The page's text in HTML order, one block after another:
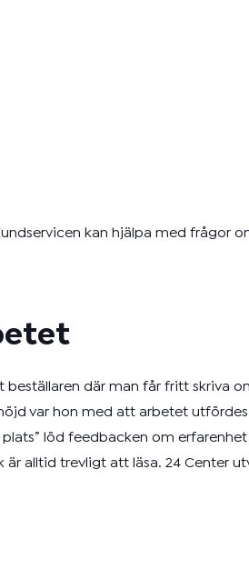
kan hjälpa med frågor
där man får fritt skriva
var hon med att arbetet
löd feedbacken om erfarenhet
alltid trevligt att läsa. 24 Center